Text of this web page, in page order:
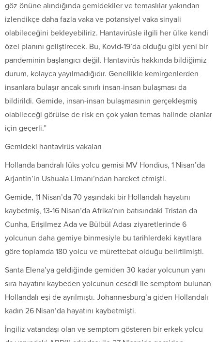
göz önüne alındığında gemidekiler ve temaslılar yakından
izlendikçe daha fazla vaka ve potansiyel vaka sinyali
olabileceğini bekleyebiliriz. Hantavirüsle ilgili her ülke kendi
özel planını geliştirecek. Bu, Kovid-19’da olduğu gibi yeni bir
pandeminin başlangıcı değil. Hantavirüs hakkında bildiğimiz
durum, kolayca yayılmadığıdır. Genellikle kemirgenlerden
insanlara bulaşır ancak sınırlı insan-insan bulaşması da
bildirildi. Gemide, insan-insan bulaşmasının gerçekleşmiş
olabileceği görülse de risk en çok yakın temas halinde olanlar
için geçerli.”
Gemideki hantavirüs vakaları
Hollanda bandralı lüks yolcu gemisi MV Hondius, 1 Nisan’da
Arjantin’in Ushuaia Limanı’ndan hareket etmişti.
Gemide, 11 Nisan’da 70 yaşındaki bir Hollandalı hayatını
kaybetmiş, 13-16 Nisan’da Afrika’nın batısındaki Tristan da
Cunha, Erişilmez Ada ve Bülbül Adası ziyaretlerinde 6
yolcunun daha gemiye binmesiyle bu tarihlerdeki kayıtlara
göre toplamda 180 yolcu ve mürettebat olduğu belirtilmişti.
Santa Elena’ya geldiğinde gemiden 30 kadar yolcunun yanı
sıra hayatını kaybeden yolcunun cesedi ile semptom bulunan
Hollandalı eşi de ayrılmıştı. Johannesburg’a giden Hollandalı
kadın 26 Nisan’da hayatını kaybetmişti.
İngiliz vatandaşı olan ve semptom gösteren bir erkek yolcu